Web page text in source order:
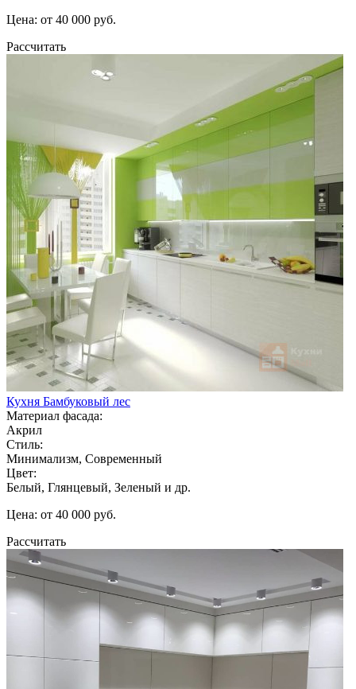
Цена: от 40 000 руб.
Рассчитать
Кухня Бамбуковый лес
Материал фасада:
Акрил
Стиль:
Минимализм, Современный
Цвет:
Белый, Глянцевый, Зеленый и др.
Цена: от 40 000 руб.
Рассчитать